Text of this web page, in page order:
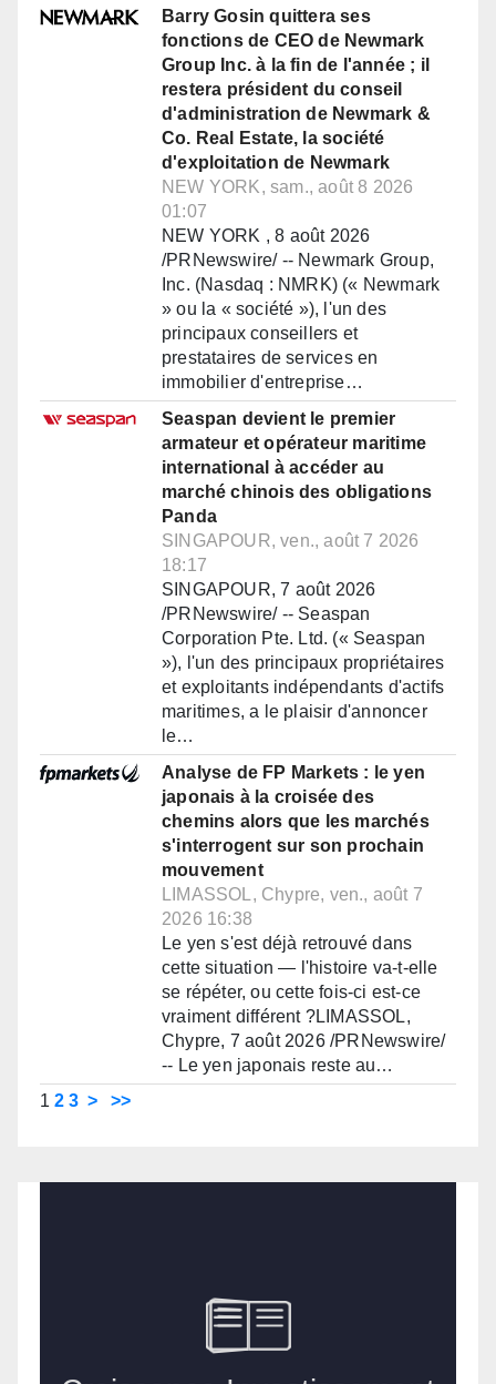
Barry Gosin quittera ses
fonctions de CEO de Newmark
Group Inc. à la fin de l'année ; il
restera président du conseil
d'administration de Newmark &
Co. Real Estate, la société
d'exploitation de Newmark
NEW YORK, sam., août 8 2026
01:07
NEW YORK , 8 août 2026
/PRNewswire/ -- Newmark Group,
Inc. (Nasdaq : NMRK) (« Newmark
» ou la « société »), l'un des
principaux conseillers et
prestataires de services en
immobilier d'entreprise…
Seaspan devient le premier
armateur et opérateur maritime
international à accéder au
marché chinois des obligations
Panda
SINGAPOUR, ven., août 7 2026
18:17
SINGAPOUR, 7 août 2026
/PRNewswire/ -- Seaspan
Corporation Pte. Ltd. (« Seaspan
»), l'un des principaux propriétaires
et exploitants indépendants d'actifs
maritimes, a le plaisir d'annoncer
le…
Analyse de FP Markets : le yen
japonais à la croisée des
chemins alors que les marchés
s'interrogent sur son prochain
mouvement
LIMASSOL, Chypre, ven., août 7
2026 16:38
Le yen s'est déjà retrouvé dans
cette situation — l'histoire va-t-elle
se répéter, ou cette fois-ci est-ce
vraiment différent ?LIMASSOL,
Chypre, 7 août 2026 /PRNewswire/
-- Le yen japonais reste au…
1 2 3 > >>